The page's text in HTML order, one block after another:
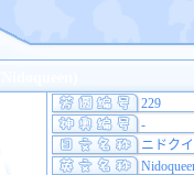
229
-
ニドク